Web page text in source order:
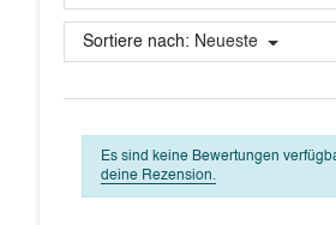
Sortiere nach: Neueste
Es sind keine Bewertungen
deine Rezension.